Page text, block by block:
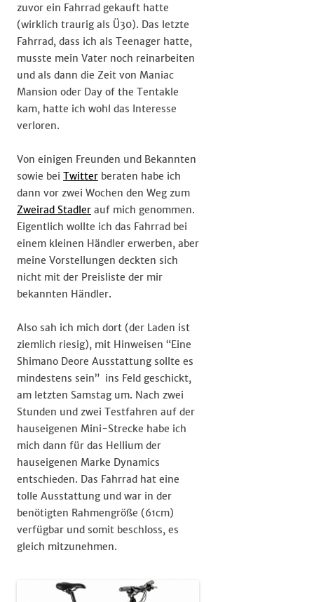
zuvor ein Fahrrad gekauft hatte
(wirklich traurig als Ü30). Das letzte
Fahrrad, dass ich als Teenager hatte,
musste mein Vater noch reinarbeiten
und als dann die Zeit von Maniac
Mansion oder Day of the Tentakle
kam, hatte ich wohl das Interesse
verloren.
Von einigen Freunden und Bekannten
sowie bei Twitter beraten habe ich
dann vor zwei Wochen den Weg zum
Zweirad Stadler auf mich genommen.
Eigentlich wollte ich das Fahrrad bei
einem kleinen Händler erwerben, aber
meine Vorstellungen deckten sich
nicht mit der Preisliste der mir
bekannten Händler.
Also sah ich mich dort (der Laden ist
ziemlich riesig), mit Hinweisen “Eine
Shimano Deore Ausstattung sollte es
mindestens sein” ins Feld geschickt,
am letzten Samstag um. Nach zwei
Stunden und zwei Testfahren auf der
hauseigenen Mini-Strecke habe ich
mich dann für das Hellium der
hauseigenen Marke Dynamics
entschieden. Das Fahrrad hat eine
tolle Ausstattung und war in der
benötigten Rahmengröße (61cm)
verfügbar und somit beschloss, es
gleich mitzunehmen.